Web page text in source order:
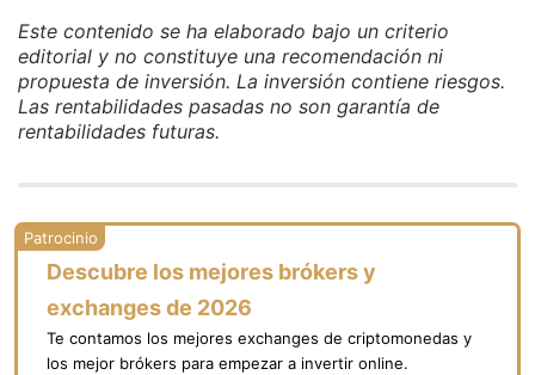
Este contenido se ha elaborado bajo un criterio
editorial y no constituye una recomendación ni
propuesta de inversión. La inversión contiene riesgos.
Las rentabilidades pasadas no son garantía de
rentabilidades futuras.
Descubre los mejores brókers y
exchanges de 2026
Te contamos los mejores exchanges de criptomonedas y
los mejor brókers para empezar a invertir online.